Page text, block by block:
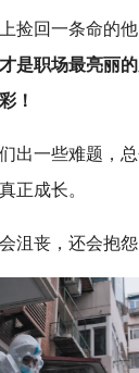
捡回一条命的
是职场最亮丽
！
出一些难题，
正成长。
沮丧，还会抱